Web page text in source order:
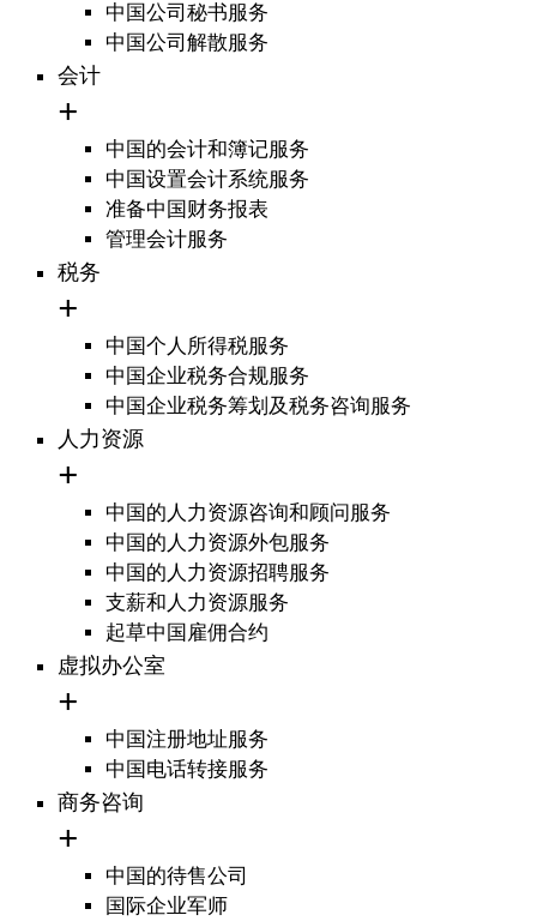
中国公司秘书服务
中国公司解散服务
会计
中国的会计和簿记服务
中国设置会计系统服务
准备中国财务报表
管理会计服务
税务
中国个人所得税服务
中国企业税务合规服务
中国企业税务筹划及税务咨询服务
人力资源
中国的人力资源咨询和顾问服务
中国的人力资源外包服务
中国的人力资源招聘服务
支薪和人力资源服务
起草中国雇佣合约
虚拟办公室
中国注册地址服务
中国电话转接服务
商务咨询
中国的待售公司
国际企业军师